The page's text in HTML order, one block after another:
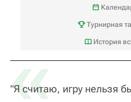
Турнирная
История
«
"Я считаю, игру нельзя